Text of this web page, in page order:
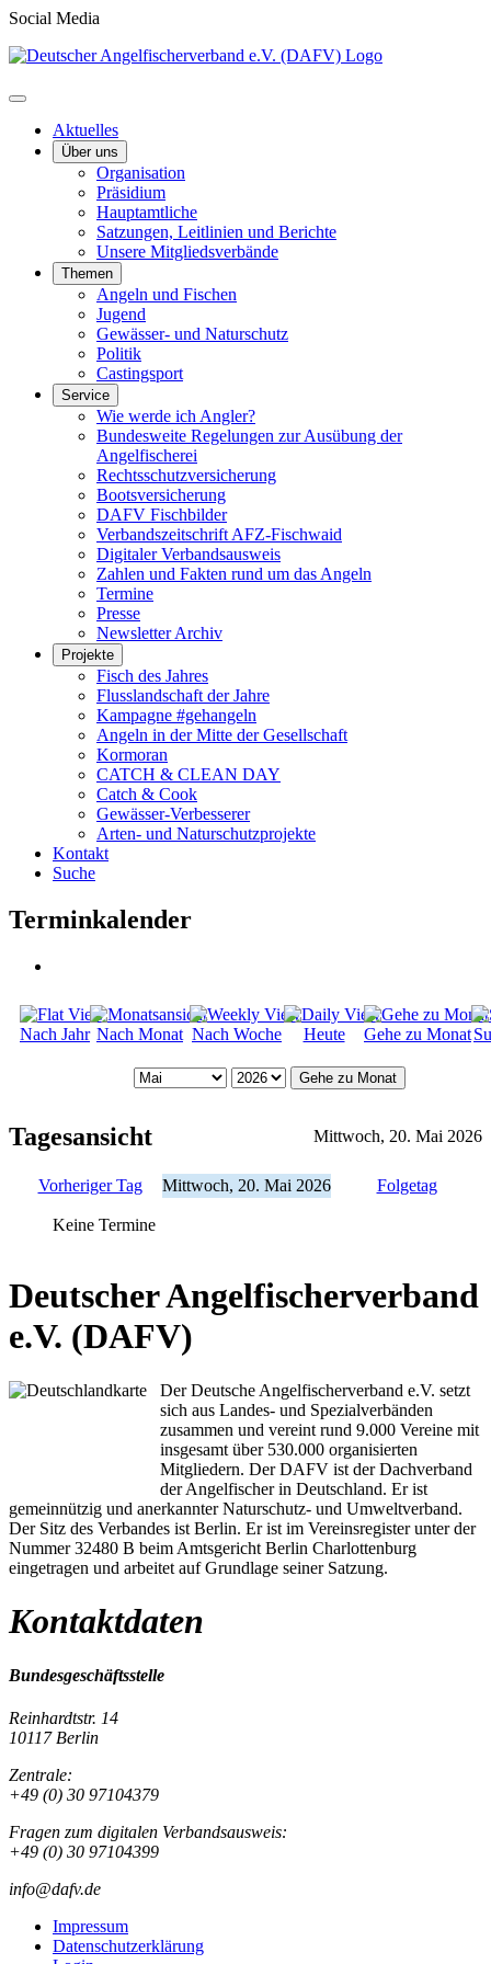
Social Media
Aktuelles
Über uns
Organisation
Präsidium
Hauptamtliche
Satzungen, Leitlinien und Berichte
Unsere Mitgliedsverbände
Themen
Angeln und Fischen
Jugend
Gewässer- und Naturschutz
Politik
Castingsport
Service
Wie werde ich Angler?
Bundesweite Regelungen zur Ausübung der
Angelfischerei
Rechtsschutzversicherung
Bootsversicherung
DAFV Fischbilder
Verbandszeitschrift AFZ-Fischwaid
Digitaler Verbandsausweis
Zahlen und Fakten rund um das Angeln
Termine
Presse
Newsletter Archiv
Projekte
Fisch des Jahres
Flusslandschaft der Jahre
Kampagne #gehangeln
Angeln in der Mitte der Gesellschaft
Kormoran
CATCH & CLEAN DAY
Catch & Cook
Gewässer-Verbesserer
Arten- und Naturschutzprojekte
Kontakt
Suche
Terminkalender
Nach Jahr Nach Monat Nach Woche Heute Gehe zu Monat
Gehe zu Monat
Tagesansicht Mittwoch, 20. Mai 2026
Vorheriger Tag Mittwoch, 20. Mai 2026 Folgetag
Keine Termine
Deutscher Angelfischerverband
e.V. (DAFV)
Der Deutsche Angelfischerverband e.V. setzt
sich aus Landes- und Spezialverbänden
zusammen und vereint rund 9.000 Vereine mit
insgesamt über 530.000 organisierten
Mitgliedern. Der DAFV ist der Dachverband
der Angelfischer in Deutschland. Er ist
gemeinnützig und anerkannter Naturschutz- und Umweltverband.
Der Sitz des Verbandes ist Berlin. Er ist im Vereinsregister unter der
Nummer 32480 B beim Amtsgericht Berlin Charlottenburg
eingetragen und arbeitet auf Grundlage seiner Satzung.
Kontaktdaten
Bundesgeschäftsstelle
Reinhardtstr. 14
10117 Berlin
Zentrale:
+49 (0) 30 97104379
Fragen zum digitalen Verbandsausweis:
+49 (0) 30 97104399
info@dafv.de
Impressum
Datenschutzerklärung